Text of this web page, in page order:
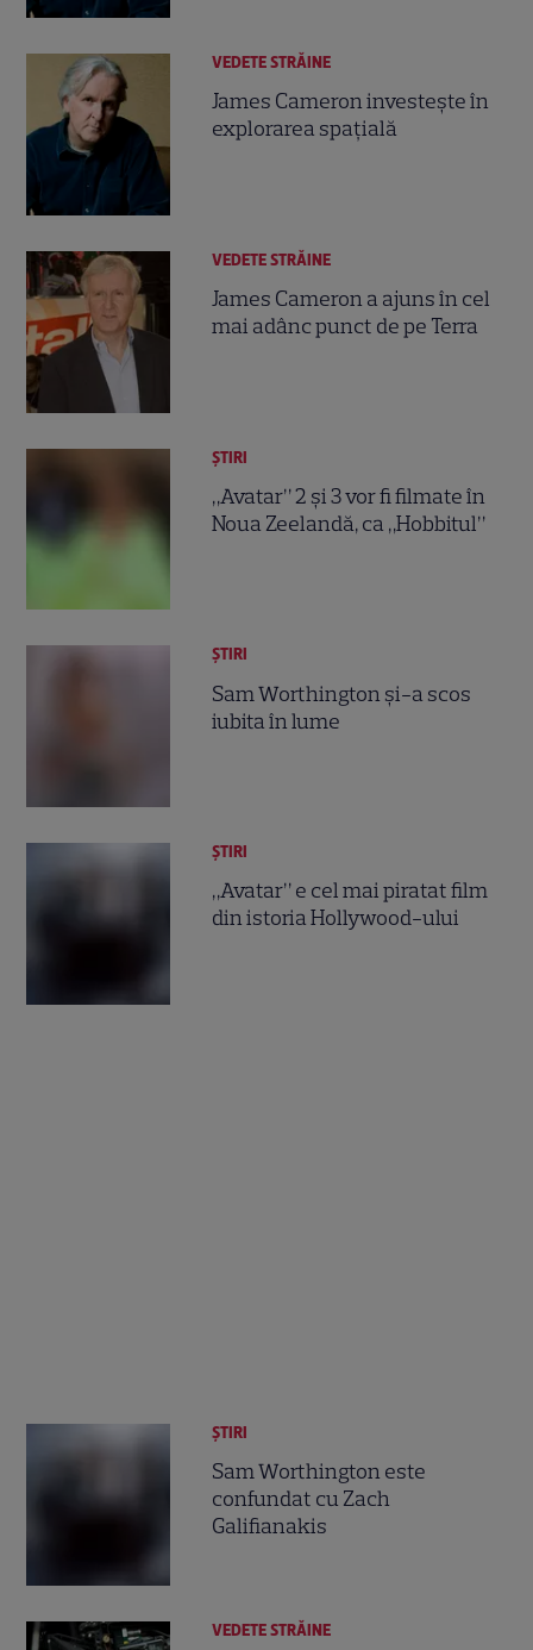
VEDETE STRĂINE
James Cameron investeşte în
explorarea spaţială
VEDETE STRĂINE
James Cameron a ajuns în cel
mai adânc punct de pe Terra
ȘTIRI
„Avatar” 2 şi 3 vor fi filmate în
Noua Zeelandă, ca „Hobbitul”
ȘTIRI
Sam Worthington şi-a scos
iubita în lume
ȘTIRI
„Avatar” e cel mai piratat film
din istoria Hollywood-ului
ȘTIRI
Sam Worthington este
confundat cu Zach
Galifianakis
VEDETE STRĂINE